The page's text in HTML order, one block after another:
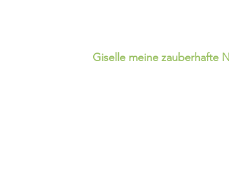
Giselle meine zauberhafte